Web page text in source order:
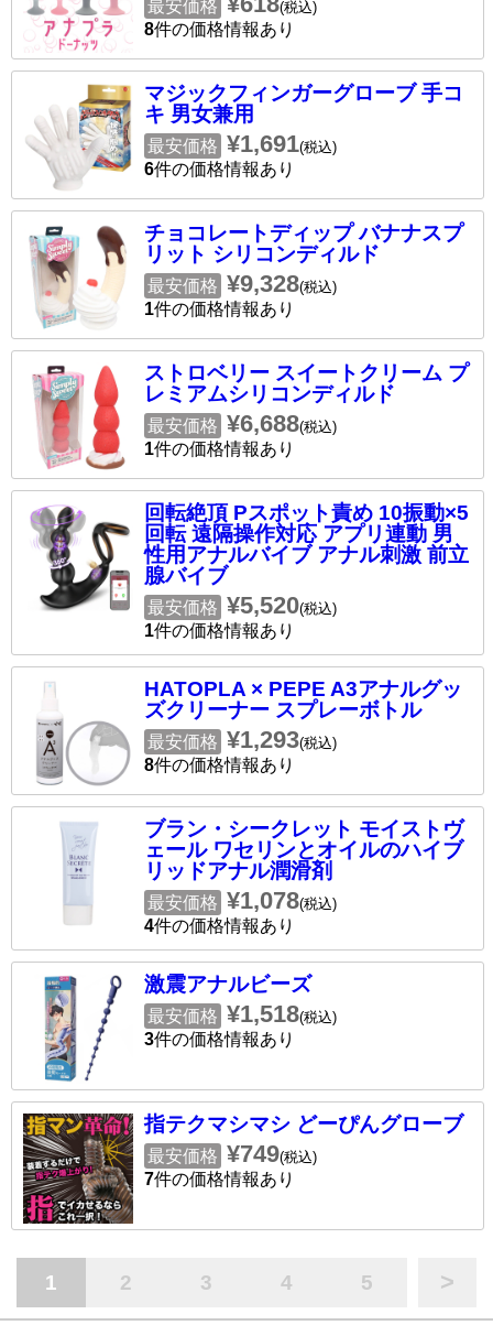
最安価格 (税込)
8件の価格情報あり
マジックフィンガーグローブ 手コ
キ 男女兼用
最安価格 ¥1,691(税込)
6件の価格情報あり
チョコレートディップ バナナスプ
リット シリコンディルド
最安価格 ¥9,328(税込)
1件の価格情報あり
ストロベリー スイートクリーム プ
レミアムシリコンディルド
最安価格 ¥6,688(税込)
1件の価格情報あり
回転絶頂 Pスポット責め 10振動×5
回転 遠隔操作対応 アプリ連動 男
性用アナルバイブ アナル刺激 前立
腺バイブ
最安価格 ¥5,520(税込)
1件の価格情報あり
HATOPLA × PEPE A3アナルグッ
ズクリーナー スプレーボトル
最安価格 ¥1,293(税込)
8件の価格情報あり
ブラン・シークレット モイストヴ
ェール ワセリンとオイルのハイブ
リッドアナル潤滑剤
最安価格 ¥1,078(税込)
4件の価格情報あり
激震アナルビーズ
最安価格 ¥1,518(税込)
3件の価格情報あり
指テクマシマシ どーぴんグローブ
最安価格 ¥749(税込)
7件の価格情報あり
1 2 3 4 5 >